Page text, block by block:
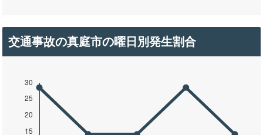
交通事故の真庭市の曜日別発生割合